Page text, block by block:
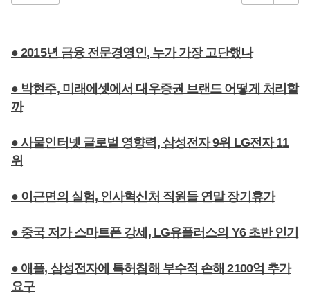
● 2015년 금융 전문경영인, 누가 가장 고단했나
● 박현주, 미래에셋에서 대우증권 브랜드 어떻게 처리할
까
● 사물인터넷 글로벌 영향력, 삼성전자 9위 LG전자 11
위
● 이근면의 실험, 인사혁신처 직원들 연말 장기휴가
● 중국 저가 스마트폰 강세, LG유플러스의 Y6 초반 인기
● 애플, 삼성전자에 특허침해 부수적 손해 2100억 추가
요구